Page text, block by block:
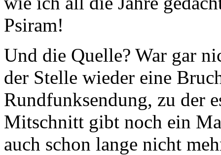
Psiram!
Und die Quelle? War gar
der Stelle wieder eine
Rundfunksendung, zu der
Mitschnitt gibt noch ein
auch schon lange nicht